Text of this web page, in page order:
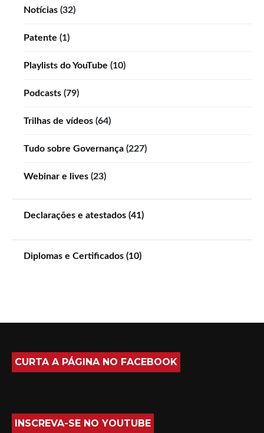
Notícias (32)
Patente (1)
Playlists do YouTube (10)
Podcasts (79)
Trilhas de vídeos (64)
Tudo sobre Governança (227)
Webinar e lives (23)
Declarações e atestados (41)
Diplomas e Certificados (10)
CURTA A PÁGINA NO FACEBOOK
INSCREVA-SE NO YOUTUBE